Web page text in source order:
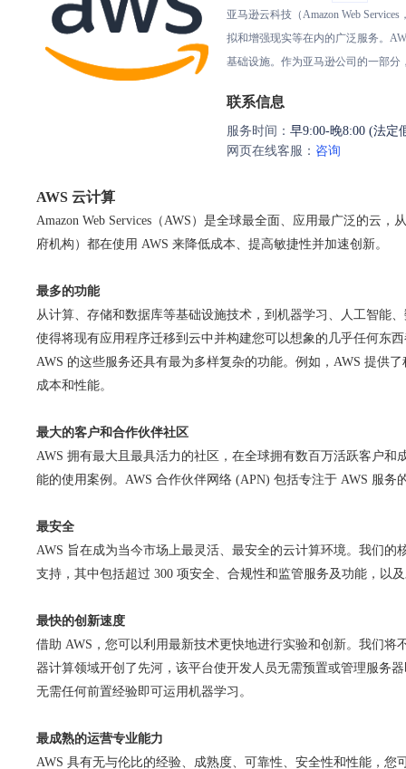
亚马逊云科技（Amazon Web
拟和增强现实等在内的广泛服务。
基础设施。作为亚马逊公司的一部
联系信息
服务时间： 早9:00-晚8:00 (法定
网页在线客服： 咨询
AWS 云计算
Amazon Web Services（AWS）是全球最全面、应用最广泛的云
府机构）都在使用 AWS 来降低成本、提高敏捷性并加速创新。
最多的功能
从计算、存储和数据库等基础设施技术，到机器学习、人工智能
使得将现有应用程序迁移到云中并构建您可以想象的几乎任何东
AWS 的这些服务还具有最为多样复杂的功能。例如，AWS 提供
成本和性能。
最大的客户和合作伙伴社区
AWS 拥有最大且最具活力的社区，在全球拥有数百万活跃客户
能的使用案例。AWS 合作伙伴网络 (APN) 包括专注于 AWS 服
最安全
AWS 旨在成为当今市场上最灵活、最安全的云计算环境。我们
支持，其中包括超过 300 项安全、合规性和监管服务及功能，以
最快的创新速度
借助 AWS，您可以利用最新技术更快地进行实验和创新。我们将
器计算领域开创了先河，该平台使开发人员无需预置或管理服务
无需任何前置经验即可运用机器学习。
最成熟的运营专业能力
AWS 具有无与伦比的经验、成熟度、可靠性、安全性和性能，